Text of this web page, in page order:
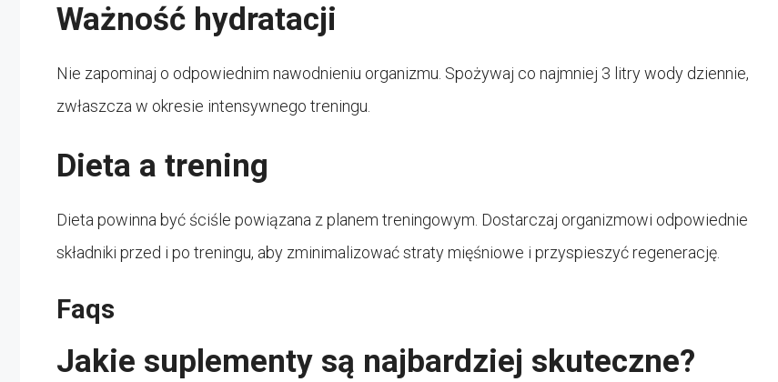
Ważność hydratacji
Nie zapominaj o odpowiednim nawodnieniu organizmu. Spożywaj co najmniej 3 litry wody dziennie,
zwłaszcza w okresie intensywnego treningu.
Dieta a trening
Dieta powinna być ściśle powiązana z planem treningowym. Dostarczaj organizmowi odpowiednie
składniki przed i po treningu, aby zminimalizować straty mięśniowe i przyspieszyć regenerację.
Faqs
Jakie suplementy są najbardziej skuteczne?